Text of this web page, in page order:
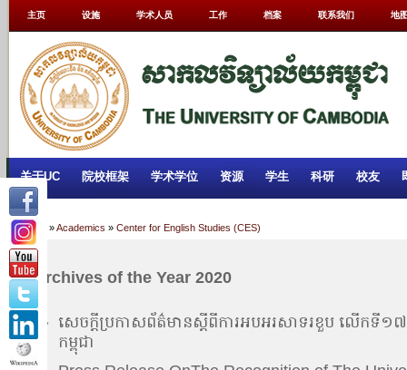
主页 设施 学术人员 工作 档案 联系我们 地
关于UC 院校框架 学术学位 资源 学生 科研 校友
Home »Academics » Center for English Studies (CES)
Archives of the Year 2020
»
សេចក្តីប្រកាសព័ត៌មានស្តីពីការអបអរសាទរខួប លើកទី
កម្ពុជា